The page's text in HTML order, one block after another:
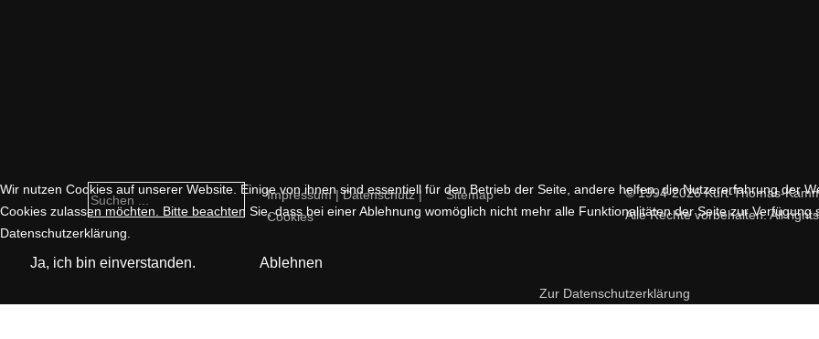
Impressum | Datenschutz |
Cookies
Sitemap
© 1994-2026 Kurt-Thomas-
Alle Rechte vorbehalten. All
Wir nutzen Cookies auf unserer Website. Einige von ihnen sind essentiell für den Betrieb der Seite, andere helfen, die Nutzererfahrung der
Cookies zulassen möchten. Bitte beachten Sie, dass bei einer Ablehnung womöglich nicht mehr alle Funktionalitäten der Seite zur
Datenschutzerklärung.
Ja, ich bin einverstanden. Ablehnen
Zur Datenschutzerklärung